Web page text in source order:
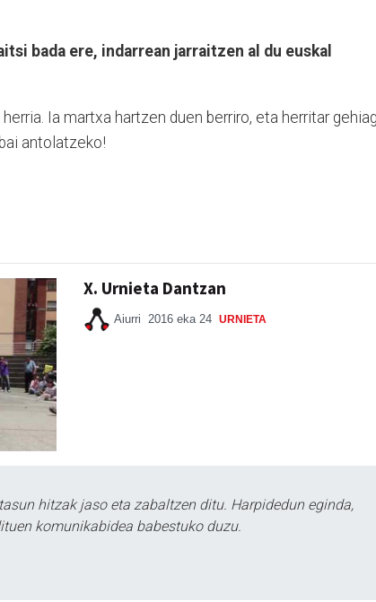
bada ere, indarrean jarraitzen al du euskal
Ia martxa hartzen duen berriro, eta herritar
antolatzeko!
X. Urnieta Dantzan
Aiurri 2016 eka 24 URNIETA
hitzak jaso eta zabaltzen ditu. Harpidedun eginda,
komunikabidea babestuko duzu.